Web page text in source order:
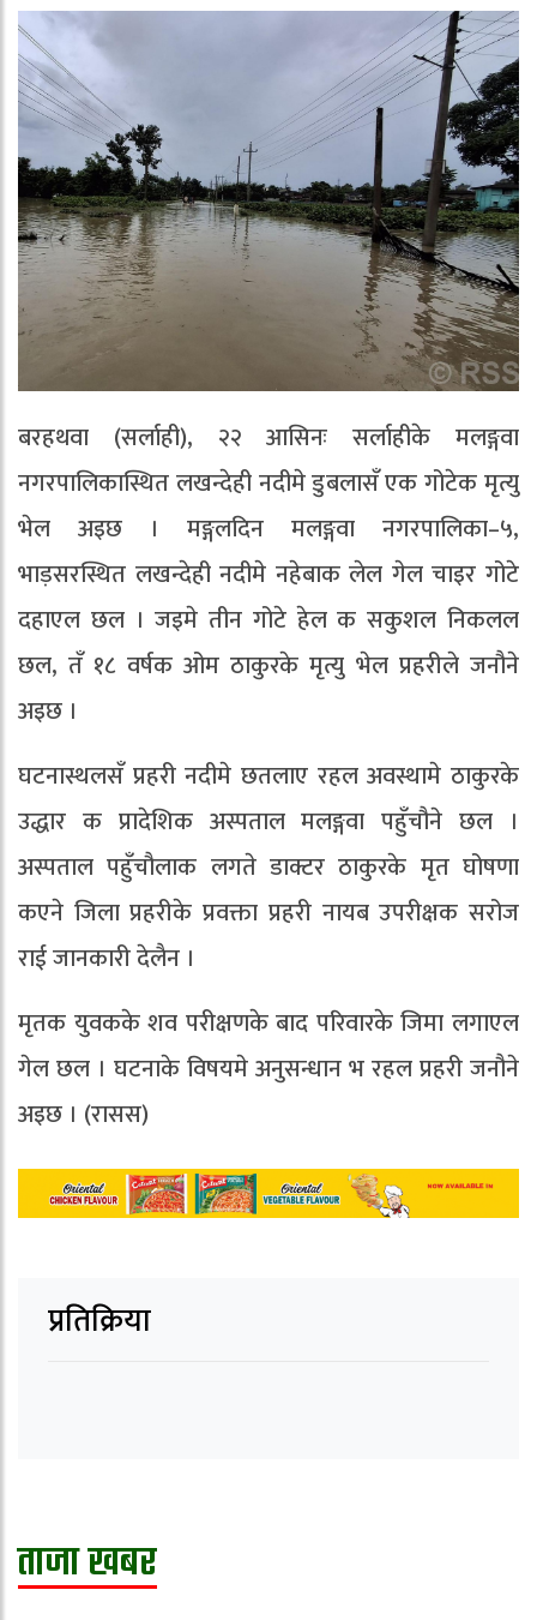
बरहथवा (सर्लाही), २२ आसिनः सर्लाहीके मलङ्गवा
नगरपालिकास्थित लखन्देही नदीमे डुबलासँ एक गोटेक मृत्यु
भेल अइछ । मङ्गलदिन मलङ्गवा नगरपालिका–५,
भाड़सरस्थित लखन्देही नदीमे नहेबाक लेल गेल चाइर गोटे
दहाएल छल । जइमे तीन गोटे हेल क सकुशल निकलल
छल, तँ १८ वर्षक ओम ठाकुरके मृत्यु भेल प्रहरीले जनौने
अइछ ।
घटनास्थलसँ प्रहरी नदीमे छतलाए रहल अवस्थामे ठाकुरके
उद्धार क प्रादेशिक अस्पताल मलङ्गवा पहुँचौने छल ।
अस्पताल पहुँचौलाक लगते डाक्टर ठाकुरके मृत घोषणा
कएने जिला प्रहरीके प्रवक्ता प्रहरी नायब उपरीक्षक सरोज
राई जानकारी देलैन ।
मृतक युवकके शव परीक्षणके बाद परिवारके जिमा लगाएल
गेल छल । घटनाके विषयमे अनुसन्धान भ रहल प्रहरी जनौने
अइछ । (रासस)
प्रतिक्रिया
ताजा खबर